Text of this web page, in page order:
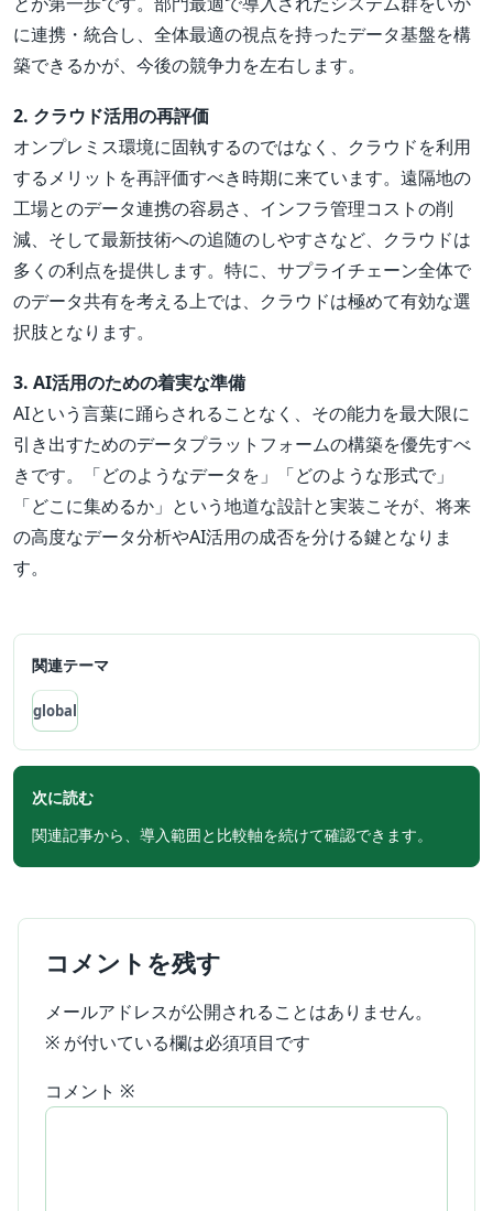
に連携・統合し、全体最適の視点を持ったデータ基盤を構
築できるかが、今後の競争力を左右します。
2. クラウド活用の再評価
オンプレミス環境に固執するのではなく、クラウドを利用
するメリットを再評価すべき時期に来ています。遠隔地の
工場とのデータ連携の容易さ、インフラ管理コストの削
減、そして最新技術への追随のしやすさなど、クラウドは
多くの利点を提供します。特に、サプライチェーン全体で
のデータ共有を考える上では、クラウドは極めて有効な選
択肢となります。
3. AI活用のための着実な準備
AIという言葉に踊らされることなく、その能力を最大限に
引き出すためのデータプラットフォームの構築を優先すべ
きです。「どのようなデータを」「どのような形式で」
「どこに集めるか」という地道な設計と実装こそが、将来
の高度なデータ分析やAI活用の成否を分ける鍵となりま
す。
関連テーマ
global
次に読む
関連記事から、導入範囲と比較軸を続けて確認できます。
コメントを残す
メールアドレスが公開されることはありません。
※ が付いている欄は必須項目です
コメント ※